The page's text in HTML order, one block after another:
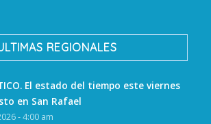
REGIONALES
El estado del tiempo este viernes
en San Rafael
- 4:00 am